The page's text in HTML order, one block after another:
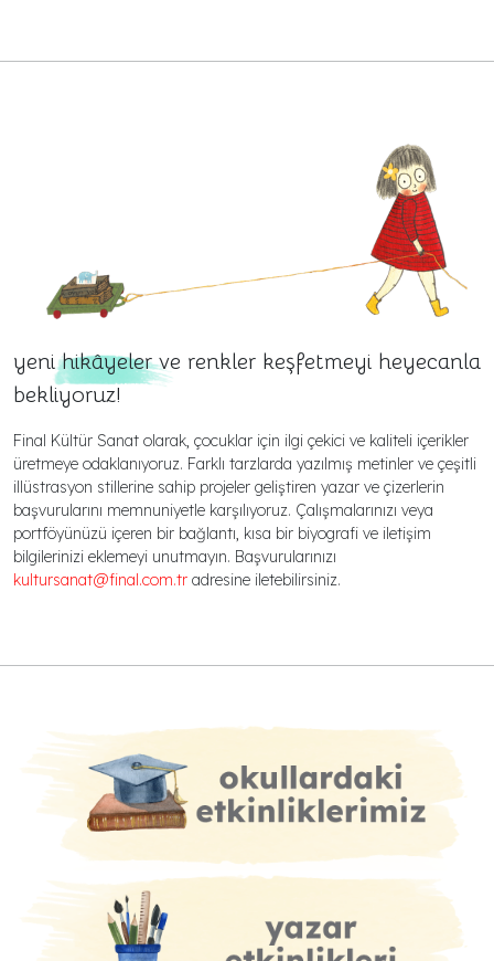
yenihikâyelerve renkler keşfetmeyi heyecanla
bekliyoruz!
Final Kültür Sanat olarak, çocuklar için ilgi çekici ve kaliteli içerikler
üretmeye odaklanıyoruz. Farklı tarzlarda yazılmış metinler ve çeşitli
illüstrasyon stillerine sahip projeler geliştiren yazar ve çizerlerin
başvurularını memnuniyetle karşılıyoruz. Çalışmalarınızı veya
portföyünüzü içeren bir bağlantı, kısa bir biyografi ve iletişim
bilgilerinizi eklemeyi unutmayın. Başvurularınızı
kultursanat@final.com.tr adresine iletebilirsiniz.